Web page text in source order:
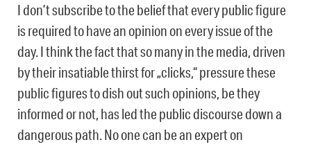
I don’t subscribe to the belief that every public figure
is required to have an opinion on every issue of the
day. I think the fact that so many in the media, driven
by their insatiable thirst for „clicks,“ pressure these
public figures to dish out such opinions, be they
informed or not, has led the public discourse down a
dangerous path. No one can be an expert on